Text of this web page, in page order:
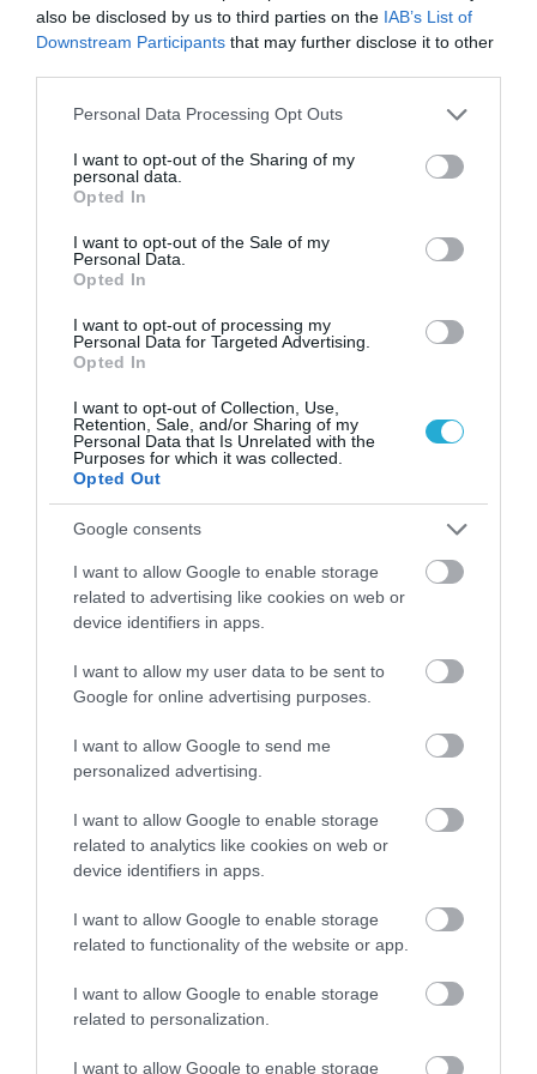
also be disclosed by us to third parties on the IAB’s List of
Downstream Participants that may further disclose it to other
Please note that this website/app uses one or more Google
not limited to your visit or usage behaviour. You may click to
grant or deny consent to Google and its third-party tags to
use your data for below specified purposes in below Google
consent section.
Personal Data Processing Opt Outs
I want to opt-out of the Sharing of my
personal data.
Opted In
I want to opt-out of the Sale of my
Personal Data.
Opted In
I want to opt-out of processing my
Personal Data for Targeted Advertising.
Opted In
I want to opt-out of Collection, Use,
Retention, Sale, and/or Sharing of my
Personal Data that Is Unrelated with the
Purposes for which it was collected.
Opted Out
Google consents
I want to allow Google to enable storage
related to advertising like cookies on web or
device identifiers in apps.
I want to allow my user data to be sent to
Google for online advertising purposes.
I want to allow Google to send me
personalized advertising.
I want to allow Google to enable storage
related to analytics like cookies on web or
device identifiers in apps.
I want to allow Google to enable storage
related to functionality of the website or app.
I want to allow Google to enable storage
related to personalization.
I want to allow Google to enable storage
τροφών με πρόσθετα σάκχαρα σε παιδιά από
τη γέννηση έως τους 24 μηνών είναι
προβληματική γιατί τρώνε σχετικά μικρές
ποσότητες φαγητού σε αυτό το στάδιο.
πλούσιες σε πρόσθετα σάκχαρα είναι πιο
συνέπειες για την υγεία καθώς
παιδικής παχυσαρκίας, των καρδιαγγειακών
παθήσεων και της τερηδόνας.
Μερικές πρακτικές συμβουλές για τους
γονείς για την εξάλειψη ή τον περιορισμό
της κατανάλωσης ζάχαρης στα παιδιά και τα
1. Κοιτάξτε στην ετικέτα των τροφίμων
Ελέγξτε την ποσότητα των προστιθέμενων
σακχάρων στην ετικέτα διατροφικών
στοιχείων στα τρόφιμα και τα ποτά προτού
τα αγοράσετε. Οι ετικέτες περιλαμβάνουν
την ποσότητα “Συνολικά σάκχαρα” και, κάτω
Σακχάρων”